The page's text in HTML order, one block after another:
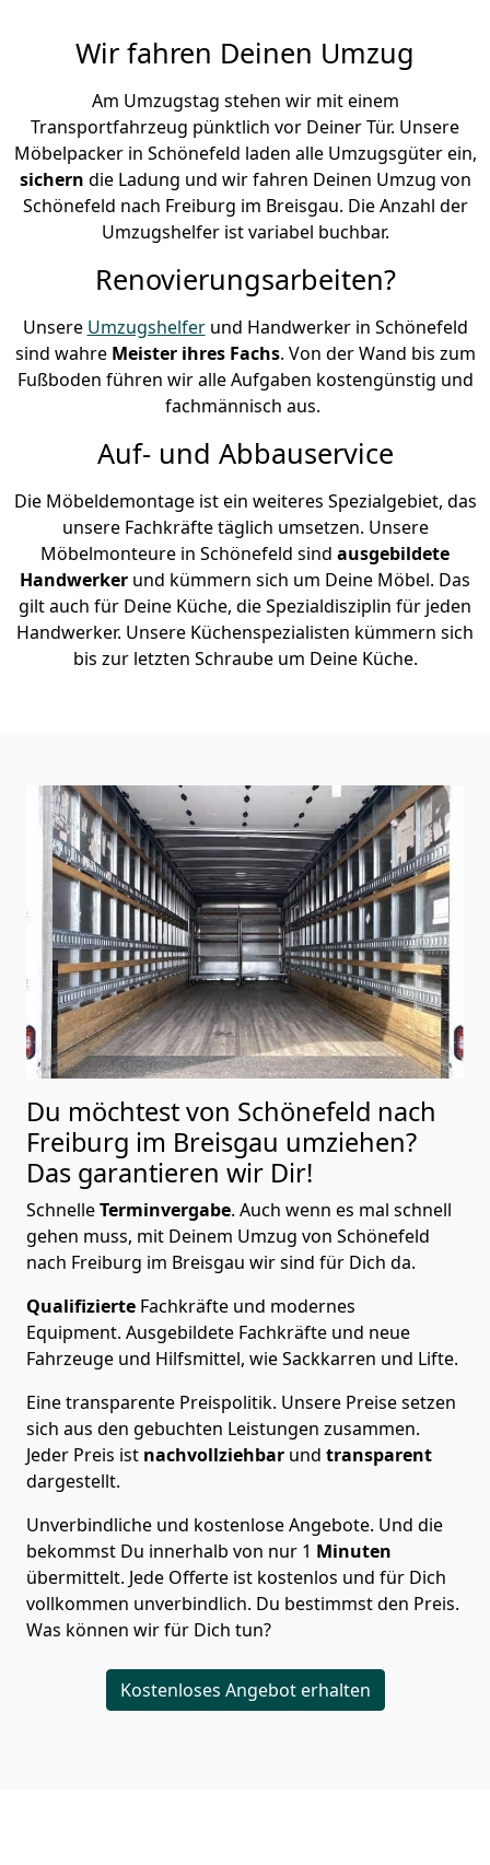
Wir fahren Deinen Umzug
Am Umzugstag stehen wir mit einem
Transportfahrzeug pünktlich vor Deiner Tür. Unsere
Möbelpacker in Schönefeld laden alle Umzugsgüter ein,
sichern die Ladung und wir fahren Deinen Umzug von
Schönefeld nach Freiburg im Breisgau. Die Anzahl der
Umzugshelfer ist variabel buchbar.
Renovierungsarbeiten?
Unsere Umzugshelferund Handwerker in Schönefeld
sind wahre Meister ihres Fachs. Von der Wand bis zum
Fußboden führen wir alle Aufgaben kostengünstig und
fachmännisch aus.
Auf- und Abbauservice
Die Möbeldemontage ist ein weiteres Spezialgebiet, das
unsere Fachkräfte täglich umsetzen. Unsere
Möbelmonteure in Schönefeld sind ausgebildete
Handwerker und kümmern sich um Deine Möbel. Das
gilt auch für Deine Küche, die Spezialdisziplin für jeden
Handwerker. Unsere Küchenspezialisten kümmern sich
bis zur letzten Schraube um Deine Küche.
Du möchtest von Schönefeld nach
Freiburg im Breisgau umziehen?
Das garantieren wir Dir!
SchnelleTerminvergabe. Auch wenn es mal schnell
gehen muss, mit Deinem Umzug von Schönefeld
nach Freiburg im Breisgau wir sind für Dich da.
Qualifizierte Fachkräfte und modernes
Equipment. Ausgebildete Fachkräfte und neue
Fahrzeuge und Hilfsmittel, wie Sackkarren und Lifte.
Eine transparente Preispolitik. Unsere Preise setzen
sich aus den gebuchten Leistungen zusammen.
Jeder Preis ist nachvollziehbar und transparent
dargestellt.
Unverbindliche und kostenlose Angebote. Und die
bekommst Du innerhalb von nur 1 Minuten
übermittelt. Jede Offerte ist kostenlos und für Dich
vollkommen unverbindlich. Du bestimmst den Preis.
Was können wir für Dich tun?
Kostenloses Angebot erhalten